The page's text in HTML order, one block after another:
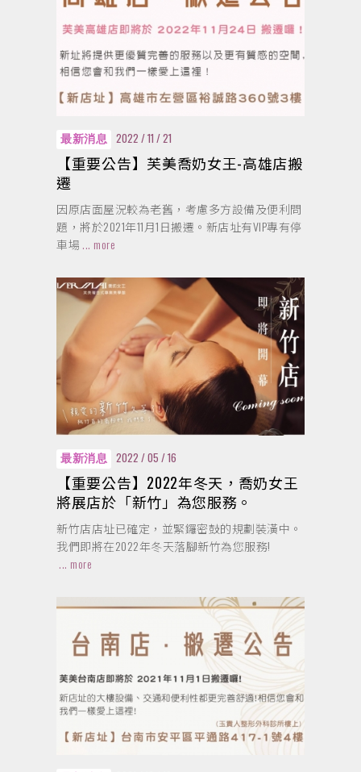
最新消息 2022 / 11 / 21
【重要公告】芙美喬奶女王-高雄店搬
遷
因原店面屋況較為老舊，考慮多方設備及便利問
題，將於2021年11月1日搬遷。新店址有VIP專有停
車場 ... more
最新消息 2022 / 05 / 16
【重要公告】2022年冬天，喬奶女王
將展店於「新竹」為您服務。
新竹店店址已確定，並緊鑼密鼓的規劃裝潢中。
我們即將在2022年冬天落腳新竹為您服務!
... more